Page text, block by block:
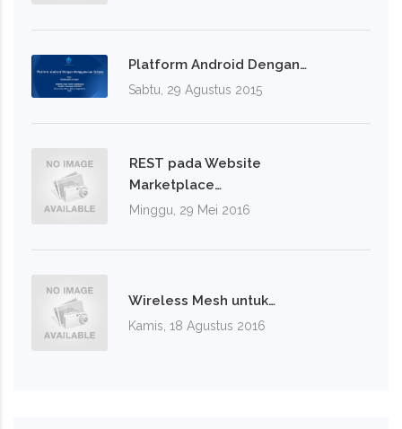
Platform Android Dengan…
Sabtu, 29 Agustus 2015
REST pada Website
Marketplace…
Minggu, 29 Mei 2016
Wireless Mesh untuk…
Kamis, 18 Agustus 2016